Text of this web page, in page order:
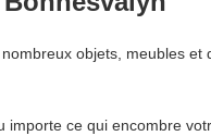
objets, meubles
importe ce qui encombre